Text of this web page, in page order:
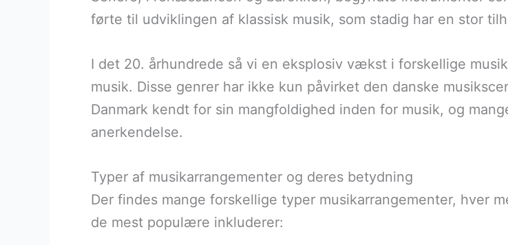
førte til udviklingen af klassisk musik, som stadig har en stor
I det 20. århundrede så vi en eksplosiv vækst i forskellige
musik. Disse genrer har ikke kun påvirket den danske
Danmark kendt for sin mangfoldighed inden for musik, og
anerkendelse.
Typer af musikarrangementer og deres betydning
Der findes mange forskellige typer musikarrangementer, hver
de mest populære inkluderer: